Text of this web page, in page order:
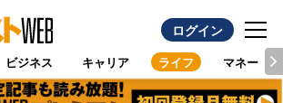
ログイン
ビジネス キャリア ライフ マネー